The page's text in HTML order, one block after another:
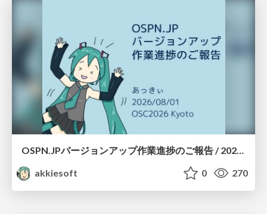
akkiesoft
0 270